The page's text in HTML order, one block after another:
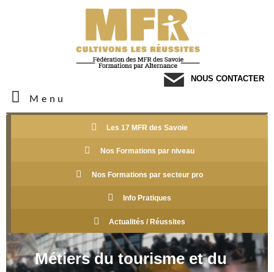
NOUS CONTACTER
Menu
Les 17 MFR des Savoie
Nos Formations par niveau
Nos Formations par secteur pro
Info Pratiques
Actualités / Réussites
Métiers du tourisme et du